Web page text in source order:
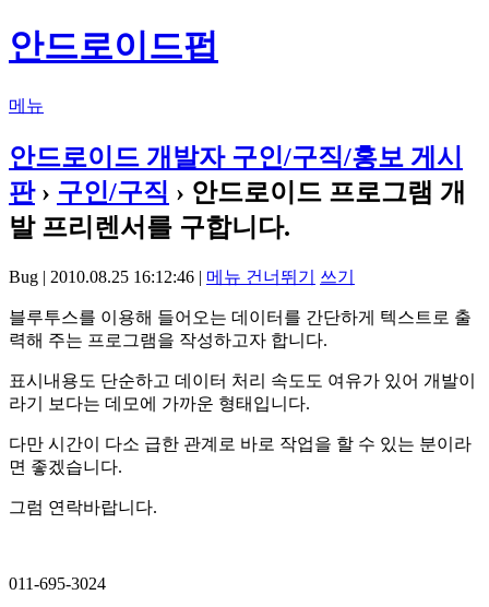
안드로이드펍
메뉴
안드로이드 개발자 구인/구직/홍보 게시
판› 구인/구직 › 안드로이드 프로그램 개
발 프리렌서를 구합니다.
Bug | 2010.08.25 16:12:46 | 메뉴 건너뛰기 쓰기
블루투스를 이용해 들어오는 데이터를 간단하게 텍스트로 출
력해 주는 프로그램을 작성하고자 합니다.
표시내용도 단순하고 데이터 처리 속도도 여유가 있어 개발이
라기 보다는 데모에 가까운 형태입니다.
다만 시간이 다소 급한 관계로 바로 작업을 할 수 있는 분이라
면 좋겠습니다.
그럼 연락바랍니다.
011-695-3024